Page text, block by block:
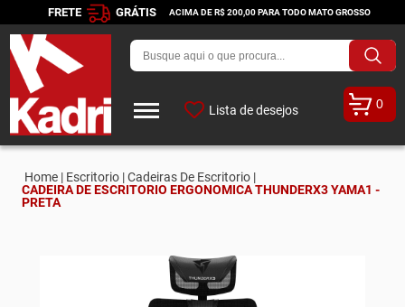
FRETE GRÁTIS ACIMA DE R$ 200,00 PARA TODO MATO GROSSO
Lista de desejos 0
Home | Escritorio |Cadeiras De Escritorio |
CADEIRA DE ESCRITORIO ERGONOMICA THUNDERX3 YAMA1 -
PRETA